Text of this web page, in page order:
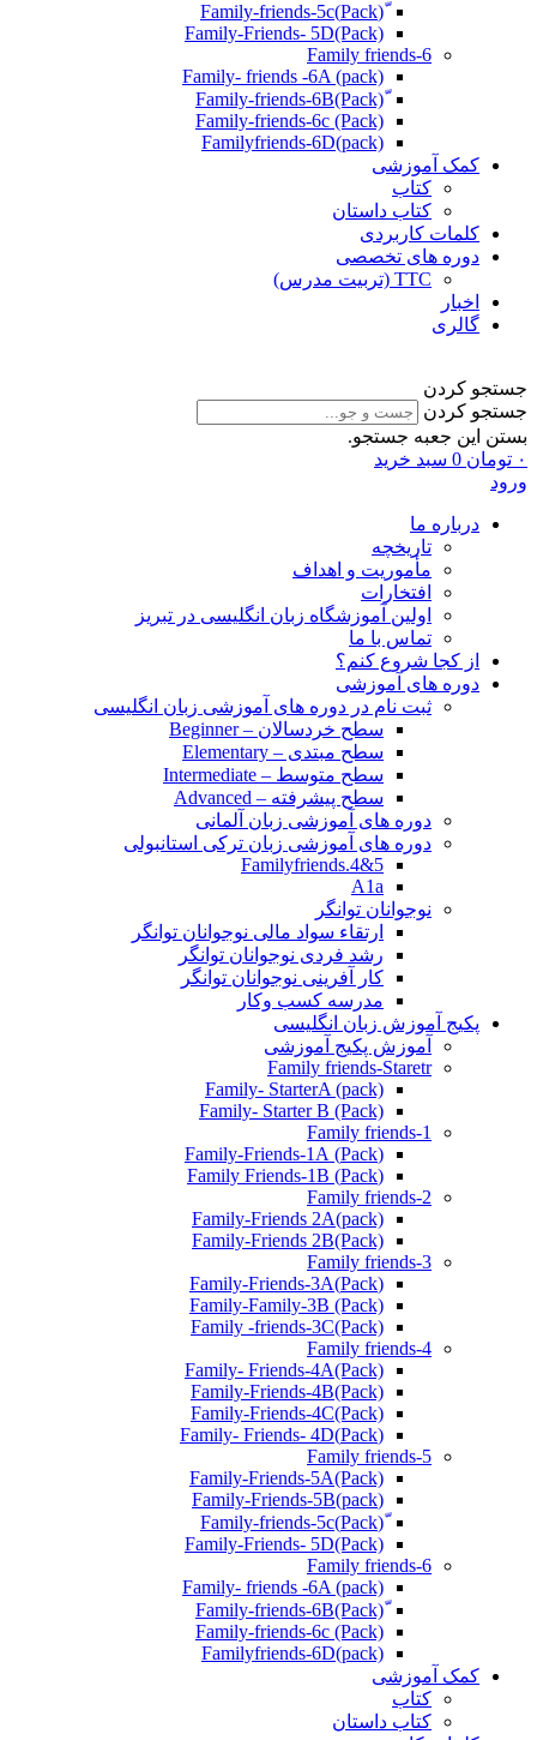
ّ(Pack)Family-friends-5c
Family-Friends- 5D(Pack)
Family friends-6
Family- friends -6A (pack)
Family-friends-6c (Pack)
Familyfriends-6D(pack)
کمک آموزشی
کتاب
کتاب داستان
کلمات کاربردی
دوره های تخصصی
TTC (تربیت مدرس)
اخبار
گالری
جستجو کردن
جستجو کردن
بستن این جعبه جستجو.
۰ تومان 0 سبد خرید
ورود
درباره ما
تاریخچه
مأموریت و اهداف
افتخارات
اولین آموزشگاه زبان انگلیسی در تبریز
تماس با ما
از کجا شروع کنم؟
دوره های آموزشی
ثبت نام در دوره های آموزشی زبان انگلیسی
سطح خردسالان – Beginner
سطح مبتدی – Elementary
سطح متوسط – Intermediate
سطح پیشرفته – Advanced
دوره های آموزشی زبان آلمانی
دوره های آموزشی زبان ترکی استانبولی
Familyfriends.4&5
A1a
نوجوانان توانگر
ارتقاء سواد مالی نوجوانان توانگر
رشد فردی نوجوانان توانگر
کار آفرینی نوجوانان توانگر
مدرسه کسب وکار
پکیج آموزش زبان انگلیسی
آموزش پکیج آموزشی
Family friends-Staretr
Family- StarterA (pack)
Family- Starter B (Pack)
Family friends-1
(Pack) Family-Friends-1A
(Pack) Family Friends-1B
Family friends-2
Family-Friends 2A(pack)
Family-Friends 2B(Pack)
Family friends-3
(Pack)Family-Friends-3A
Family-Family-3B (Pack)
Family -friends-3C(Pack)
Family friends-4
Family- Friends-4A(Pack)
Family-Friends-4B(Pack)
Family-Friends-4C(Pack)
(Pack)Family- Friends- 4D
Family friends-5
Family-Friends-5A(Pack)
(pack)Family-Friends-5B
ّ(Pack)Family-friends-5c
Family-Friends- 5D(Pack)
Family friends-6
Family- friends -6A (pack)
Family-friends-6c (Pack)
Familyfriends-6D(pack)
کمک آموزشی
کتاب
کتاب داستان